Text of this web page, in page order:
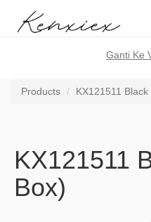
Ganti Ke
Products KX121511
KX121511
Box)